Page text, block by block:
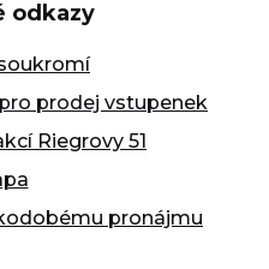
odkazy
prodej vstupenek
Riegrovy 51
pronájmu